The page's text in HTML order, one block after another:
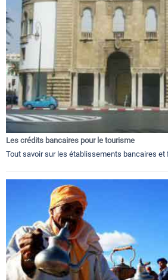
Les crédits bancaires pour le tourisme
Tout savoir sur les établissements bancaires